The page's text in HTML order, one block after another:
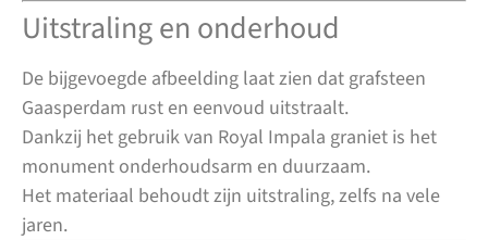
Uitstraling en onderhoud
De bijgevoegde afbeelding laat zien dat grafsteen
Gaasperdam rust en eenvoud uitstraalt.
Dankzij het gebruik van Royal Impala graniet is het
monument onderhoudsarm en duurzaam.
Het materiaal behoudt zijn uitstraling, zelfs na vele
jaren.